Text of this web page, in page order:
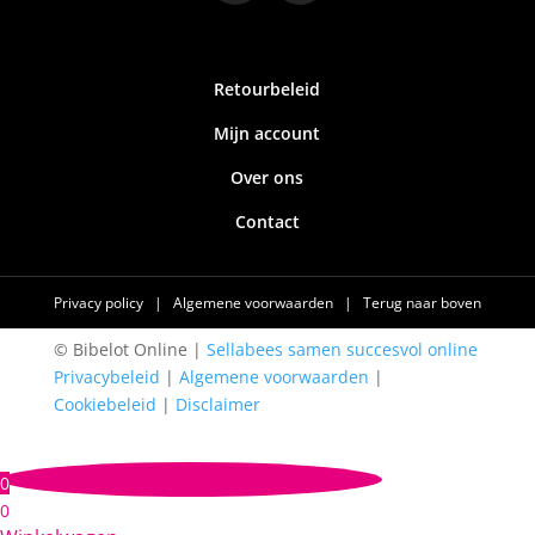
Retourbeleid
Mijn account
Over ons
Contact
Privacy policy | Algemene voorwaarden | Terug naar boven
© Bibelot Online | Sellabees samen succesvol online
Privacybeleid | Algemene voorwaarden |
Cookiebeleid | Disclaimer
0
0